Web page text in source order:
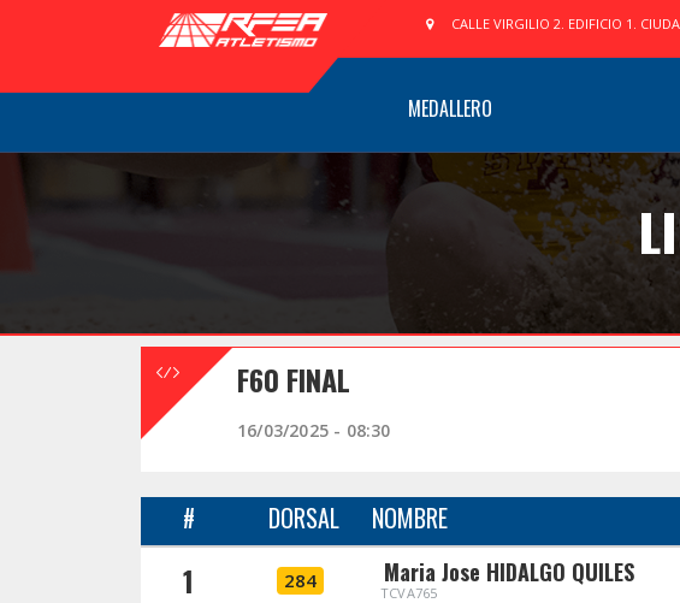
CALLE VIRGILIO 2. EDIFICIO 1.
MEDALLERO
F60 FINAL
16/03/2025 - 08:30
# DORSAL NOMBRE
1 284 Maria Jose HIDALGO QUILES
TCVA765